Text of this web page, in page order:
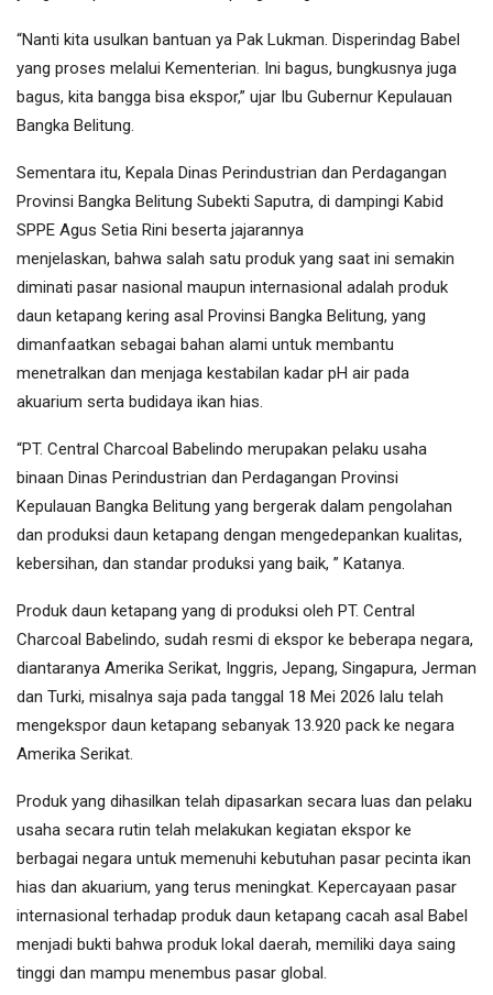
“Nanti kita usulkan bantuan ya Pak Lukman. Disperindag Babel
yang proses melalui Kementerian. Ini bagus, bungkusnya juga
bagus, kita bangga bisa ekspor,” ujar Ibu Gubernur Kepulauan
Bangka Belitung.
Sementara itu, Kepala Dinas Perindustrian dan Perdagangan
Provinsi Bangka Belitung Subekti Saputra, di dampingi Kabid
SPPE Agus Setia Rini beserta jajarannya
menjelaskan, bahwa salah satu produk yang saat ini semakin
diminati pasar nasional maupun internasional adalah produk
daun ketapang kering asal Provinsi Bangka Belitung, yang
dimanfaatkan sebagai bahan alami untuk membantu
menetralkan dan menjaga kestabilan kadar pH air pada
akuarium serta budidaya ikan hias.
“PT. Central Charcoal Babelindo merupakan pelaku usaha
binaan Dinas Perindustrian dan Perdagangan Provinsi
Kepulauan Bangka Belitung yang bergerak dalam pengolahan
dan produksi daun ketapang dengan mengedepankan kualitas,
kebersihan, dan standar produksi yang baik, ” Katanya.
Produk daun ketapang yang di produksi oleh PT. Central
Charcoal Babelindo, sudah resmi di ekspor ke beberapa negara,
diantaranya Amerika Serikat, Inggris, Jepang, Singapura, Jerman
dan Turki, misalnya saja pada tanggal 18 Mei 2026 lalu telah
mengekspor daun ketapang sebanyak 13.920 pack ke negara
Amerika Serikat.
Produk yang dihasilkan telah dipasarkan secara luas dan pelaku
usaha secara rutin telah melakukan kegiatan ekspor ke
berbagai negara untuk memenuhi kebutuhan pasar pecinta ikan
hias dan akuarium, yang terus meningkat. Kepercayaan pasar
internasional terhadap produk daun ketapang cacah asal Babel
menjadi bukti bahwa produk lokal daerah, memiliki daya saing
tinggi dan mampu menembus pasar global.